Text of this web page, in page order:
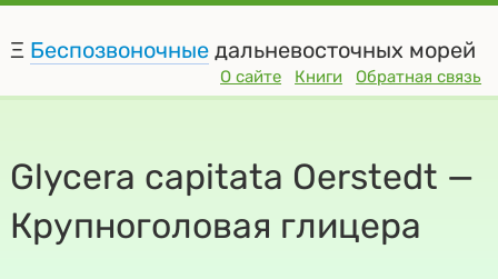
Ξ Беспозвоночныедальневосточных морей
О сайте Книги Обратная связь
Glycera capitata Oerstedt —
Крупноголовая глицера